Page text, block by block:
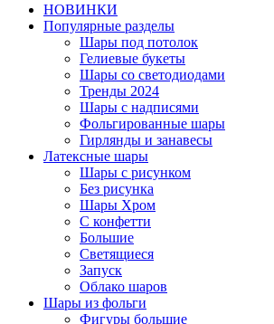
НОВИНКИ
Популярные разделы
Шары под потолок
Гелиевые букеты
Шары со светодиодами
Тренды 2024
Шары с надписями
Фольгированные шары
Гирлянды и занавесы
Латексные шары
Шары с рисунком
Без рисунка
Шары Хром
C конфетти
Большие
Светящиеся
Запуск
Облако шаров
Шары из фольги
Фигуры большие